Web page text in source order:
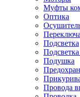
Муфты
Оптика
Подсветка
Подушка
Провода